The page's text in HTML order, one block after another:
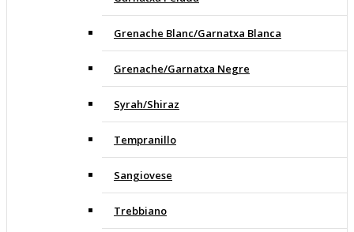
Grenache Blanc/Garnatxa Blanca
Grenache/Garnatxa Negre
Syrah/Shiraz
Tempranillo
Sangiovese
Trebbiano